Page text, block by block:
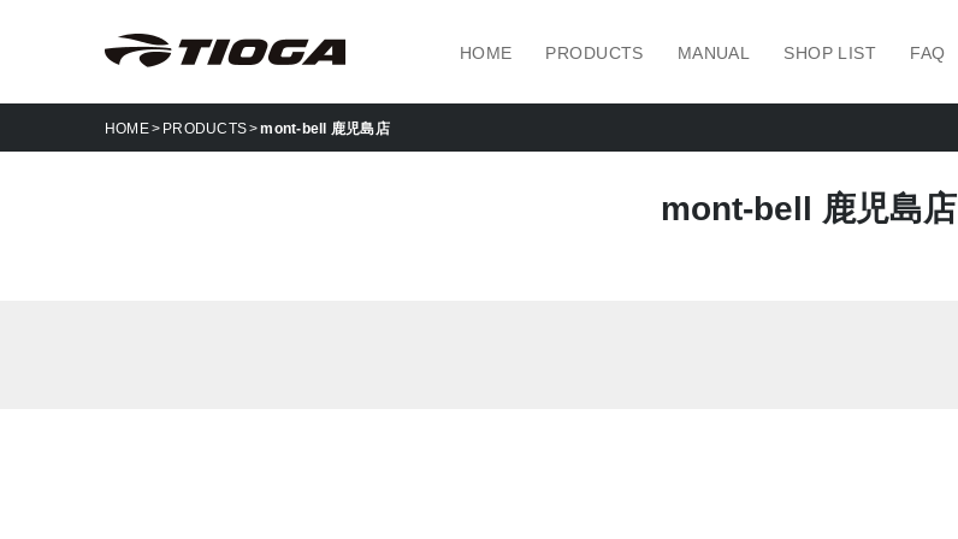
HOME PRODUCTS MANUAL SHOP LIST FAQ
HOME PRODUCTS mont-bell 鹿児島店
mont-bell 鹿児島店